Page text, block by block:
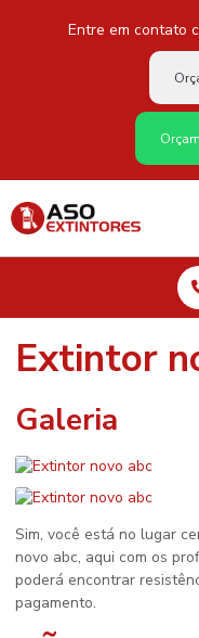
Entre em contato
Extintor
Galeria
Sim, você está no lugar
novo abc, aqui com os
poderá encontrar
pagamento.